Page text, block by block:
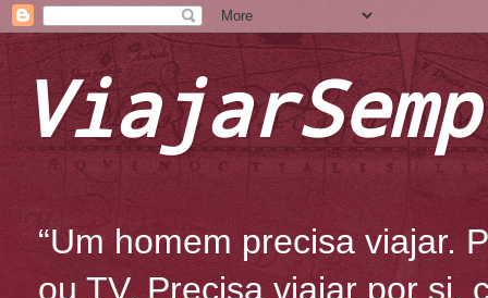
“Um homem precisa viajar.
ou TV. Precisa viajar por si,